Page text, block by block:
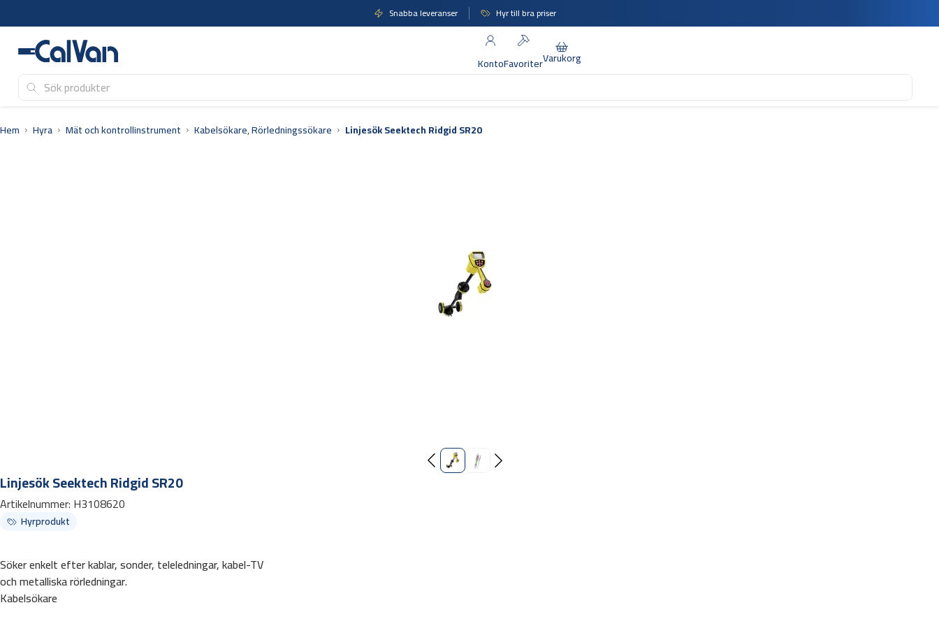
till
Snabba leveranser Hyr till bra priser
KontoFavoriterVarukorg
Hem Hyra Mät och kontrollinstrument Kabelsökare, Rörledningssökare Linjesök Seektech Ridgid SR20
Linjesök Seektech Ridgid SR20
Artikelnummer: H3108620
Hyrprodukt
Söker enkelt efter kablar, sonder, teleledningar, kabel-TV
och metalliska rörledningar.
Kabelsökare